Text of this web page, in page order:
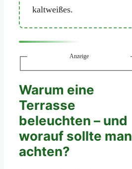
kaltweißes.
Anzeige
Warum eine
Terrasse
beleuchten – und
worauf sollte man
achten?